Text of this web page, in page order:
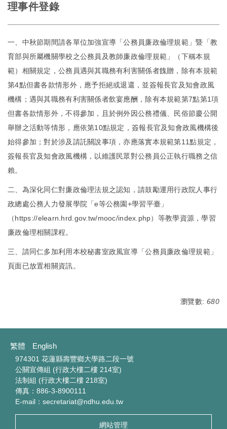
理事件登錄
一、中秋節期間請各單位加強宣導「公務員廉政倫理規範」暨「教
育部與所屬機關學校之公務員及教師廉政倫理規範」（下稱本規
範）相關規定，公務員遇與其職務有利害關係者餽贈，除有本規範
第4點但書各款情形外，應予拒絕或退還，並簽報長官及知會政風
機構；遇與其職務有利害關係者飲宴應酬，除有本規範第7點第1項
但書各款情形外，不得參加，且於例外因公務禮儀、民俗節慶公開
舉辦之活動等情形，應依第10點規定，簽報長官及知會政風機構後
始得參加；對於涉及請託關說事項，亦應落實本規範第11點規定，
簽報長官及知會政風機構，以維護民眾對公務員公正執行職務之信
賴。
二、為深化同仁對廉政倫理法規之認知，請鼓勵運用行政院人事行
政總處公務人力發展學院「e等公務園+學習平臺」
（https://elearn.hrd.gov.tw/mooc/index.php）等教學資源，學習
廉政倫理相關課程。
三、請同仁多加利用本校秘書室政風宣導「公務員廉政倫理規範」
頁面已放置相關資訊。
瀏覽數: 680
繁體 English
974301 花蓮縣壽豐鄉大學路二段一號
公關宣傳組 (行政大樓二樓 214室)
法制組 (行政大樓二樓 218室)
傳真：886-3-8900111
E-mail：secretariat@ndhu.edu.tw
網站管理